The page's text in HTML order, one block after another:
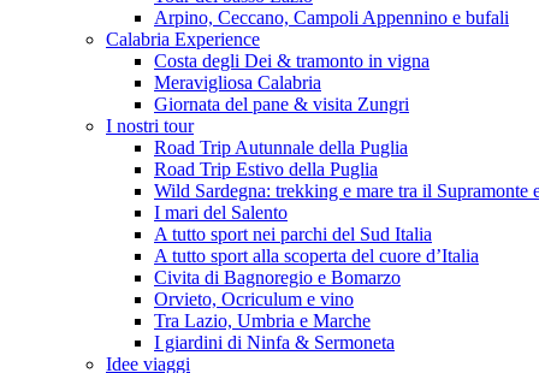
Arpino, Ceccano, Campoli Appennino e bufali
Calabria Experience
Costa degli Dei & tramonto in vigna
Meravigliosa Calabria
Giornata del pane & visita Zungri
I nostri tour
Road Trip Autunnale della Puglia
Road Trip Estivo della Puglia
Wild Sardegna: trekking e mare tra il Supramonte
I mari del Salento
A tutto sport nei parchi del Sud Italia
A tutto sport alla scoperta del cuore d’Italia
Civita di Bagnoregio e Bomarzo
Orvieto, Ocriculum e vino
Tra Lazio, Umbria e Marche
I giardini di Ninfa & Sermoneta
Idee viaggi